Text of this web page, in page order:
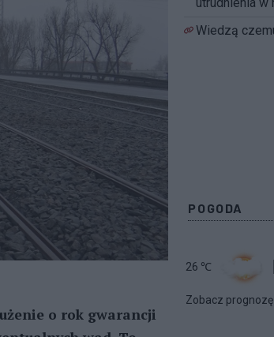
o rok gwarancji
Wiedzą
POGODA
26 ℃
Zobacz